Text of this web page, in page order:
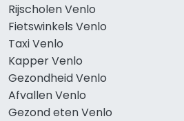
Rijscholen Venlo
Fietswinkels Venlo
Taxi Venlo
Kapper Venlo
Gezondheid Venlo
Afvallen Venlo
Gezond eten Venlo